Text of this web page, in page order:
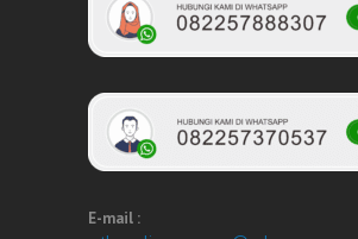
E-mail :